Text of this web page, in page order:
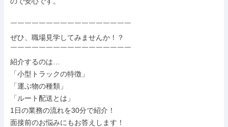
￣￣￣￣￣￣￣￣￣￣￣￣￣￣￣￣￣
ぜひ、職場見学してみませんか！？
￣￣￣￣￣￣￣￣￣￣￣￣￣￣￣￣￣
紹介するのは…
「小型トラックの特徴」
「運ぶ物の種類」
「ルート配送とは」
1日の業務の流れを30分で紹介！
面接前のお悩みにもお答えします！